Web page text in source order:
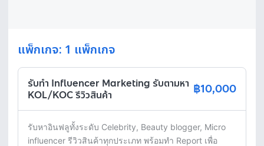
แพ็กเกจ: 1 แพ็กเกจ
รับทำ Influencer Marketing รับตามหา
KOL/KOC รีวิวสินค้า
฿10,000
รับหาอินฟลูทั้งระดับ Celebrity, Beauty blogger, Micro
influencer รีวิวสินค้าทุกประเภท พร้อมทำ Report เพื่อ